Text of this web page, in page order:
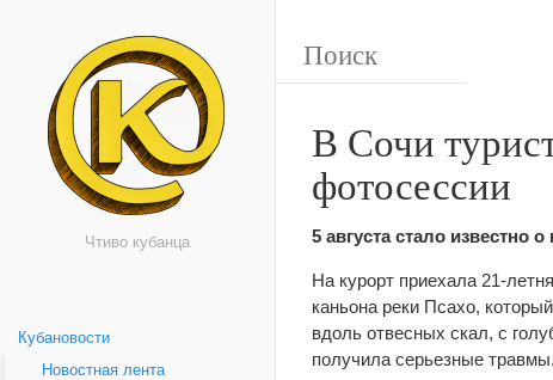
Чтиво кубанца
Кубановости
Новостная лента
В Сочи
фотосессии
5 августа стало известно
На курорт приехала 21-
каньона реки Псахо,
вдоль отвесных скал, с
получила серьезные травмы.